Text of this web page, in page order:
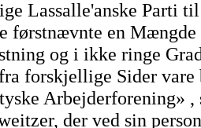
Lassalle'anske Parti
førstnævnte en
og i ikke ringe
forskjellige Sider vare
Arbejderforening» ,
der ved sin